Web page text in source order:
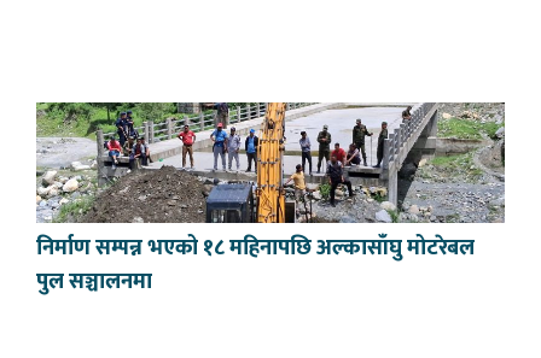
निर्माण सम्पन्न भएको १८ महिनापछि अल्कासाँघु मोटरेबल
पुल सञ्चालनमा